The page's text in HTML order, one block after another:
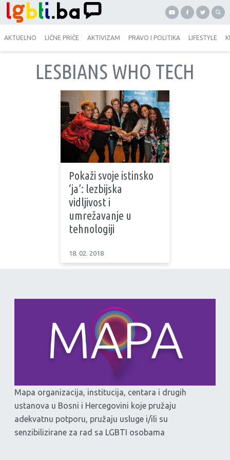
AKTUELNO LIČNE PRIČE AKTIVIZAM PRAVO I POLITIKA LIFESTYLE
LESBIANS WHO TECH
Pokaži svoje istinsko
‘ja’: lezbijska
vidljivost i
umrežavanje u
tehnologiji
18. 02. 2018
Mapa organizacija, institucija, centara i drugih
ustanova u Bosni i Hercegovini koje pružaju
adekvatnu potporu, pružaju usluge i/ili su
senzibilizirane za rad sa LGBTI osobama